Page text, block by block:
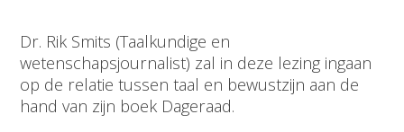
Dr. Rik Smits (Taalkundige en
wetenschapsjournalist) zal in deze lezing ingaan
op de relatie tussen taal en bewustzijn aan de
hand van zijn boek Dageraad.